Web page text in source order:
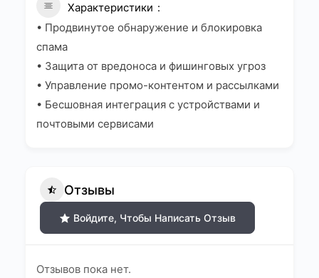
Характеристики
• Продвинутое обнаружение и блокировка
спама
• Защита от вредоноса и фишинговых угроз
• Управление промо-контентом и рассылками
• Бесшовная интеграция с устройствами и
почтовыми сервисами
Отзывы
Войдите, Чтобы Написать Отзыв
Отзывов пока нет.